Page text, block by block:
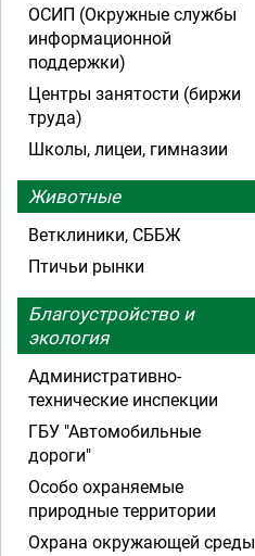
ОСИП (Окружные службы
информационной
поддержки)
Центры занятости (биржи
труда)
Школы, лицеи, гимназии
Животные
Ветклиники, СББЖ
Птичьи рынки
Благоустройство и
экология
Административно-
технические инспекции
ГБУ "Автомобильные
дороги"
Особо охраняемые
природные территории
Охрана окружающей среды